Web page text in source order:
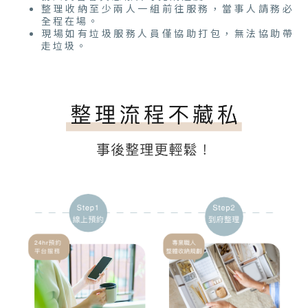
整理收納至少兩人一組前往服務，當事人請務必
全程在場。
現場如有垃圾服務人員僅協助打包，無法協助帶
走垃圾。